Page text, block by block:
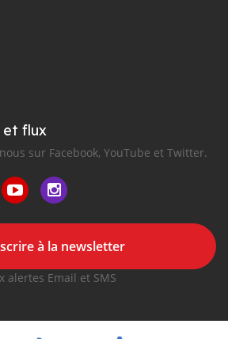
et flux
sur Facebook, YouTube et Twitter.
à la newsletter
alertes Email et SMS